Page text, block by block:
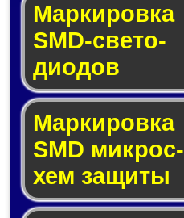
Маркировка
SMD-све­то­
дио­дов
Мар­ки­ров­ка
SMD мик­рос­
хем защиты